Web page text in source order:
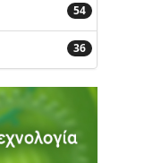
54
36